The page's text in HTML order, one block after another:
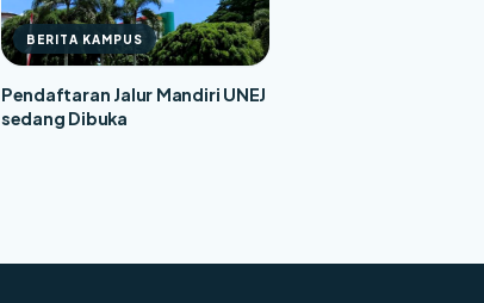
BERITA KAMPUS
Pendaftaran Jalur Mandiri UNEJ
sedang Dibuka